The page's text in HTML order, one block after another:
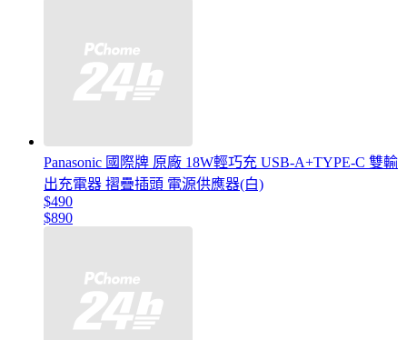
Panasonic 國際牌 原廠 18W輕巧充 USB-A+TYPE-C 雙輸
出充電器 摺疊插頭 電源供應器(白)
$490
$890